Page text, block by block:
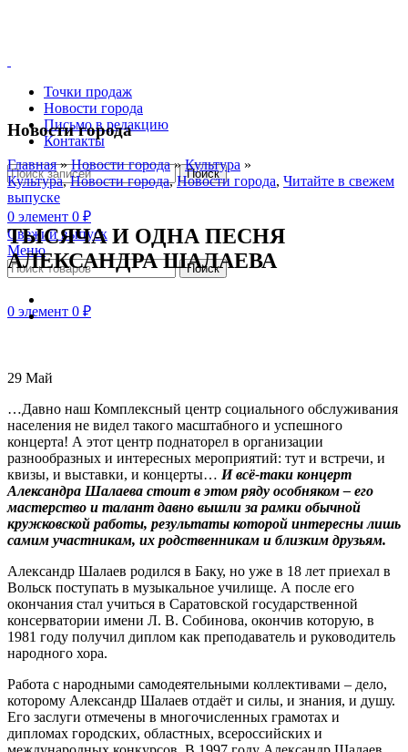
Точки продаж
Новости города
Письмо в редакцию
Контакты
Поиск
0 элемент 0 ₽
Свежий выпуск
Меню
Поиск
0 элемент 0 ₽
Новости города
Главная»Новости города»Культура »
Культура,Новости города,Новости города, Читайте в свежем
выпуске
ТЫСЯЧА И ОДНА ПЕСНЯ
АЛЕКСАНДРА ШАЛАЕВА
29 Май
…Давно наш Комплексный центр социального обслуживания
населения не видел такого масштабного и успешного
концерта! А этот центр поднаторел в организации
разнообразных и интересных мероприятий: тут и встречи, и
квизы, и выставки, и концерты… И всё-таки концерт
Александра Шалаева стоит в этом ряду особняком – его
мастерство и талант давно вышли за рамки обычной
кружковской работы, результаты которой интересны лишь
самим участникам, их родственникам и близким друзьям.
Александр Шалаев родился в Баку, но уже в 18 лет приехал в
Вольск поступать в музыкальное училище. А после его
окончания стал учиться в Саратовской государственной
консерватории имени Л. В. Собинова, окончив которую, в
1981 году получил диплом как преподаватель и руководитель
народного хора.
Работа с народными самодеятельными коллективами – дело,
которому Александр Шалаев отдаёт и силы, и знания, и душу.
Его заслуги отмечены в многочисленных грамотах и
дипломах городских, областных, всероссийских и